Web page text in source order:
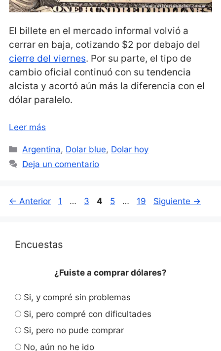
El billete en el mercado informal volvió a
cerrar en baja, cotizando $2 por debajo del
cierre del viernes. Por su parte, el tipo de
cambio oficial continuó con su tendencia
alcista y acortó aún más la diferencia con el
dólar paralelo.
Leer más
Categorías
Argentina, Dolar blue, Dolar hoy
Deja un comentario
← Anterior Página
1 … Página
3 Página
4 Página
5 … Página
19 Siguiente →
Encuestas
¿Fuiste a comprar dólares?
Si, y compré sin problemas
Si, pero compré con dificultades
Si, pero no pude comprar
No, aún no he ido